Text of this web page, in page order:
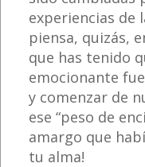
experiencias de
piensa, quizás,
que has tenido
emocionante
y comenzar de
ese “peso de
amargo que
tu alma!